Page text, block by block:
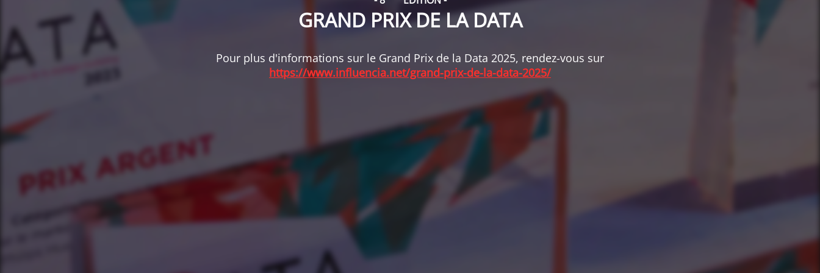
GRAND PRIX DE LA DATA
Pour plus d'informations sur le Grand Prix de la Data 2025, rendez-vous sur
https://www.influencia.net/grand-prix-de-la-data-2025/